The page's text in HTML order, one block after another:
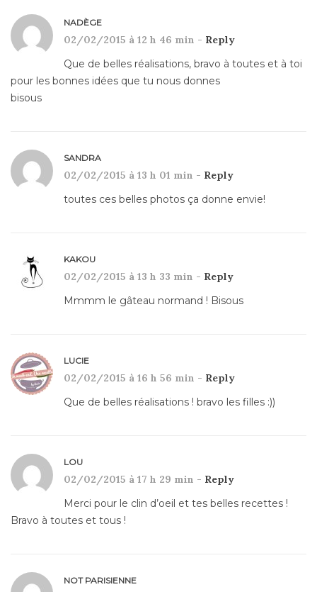
NADÈGE
02/02/2015 à 12 h 46 min - Reply
Que de belles réalisations, bravo à toutes et à toi
pour les bonnes idées que tu nous donnes
bisous
SANDRA
02/02/2015 à 13 h 01 min - Reply
toutes ces belles photos ça donne envie!
KAKOU
02/02/2015 à 13 h 33 min - Reply
Mmmm le gâteau normand ! Bisous
LUCIE
02/02/2015 à 16 h 56 min - Reply
Que de belles réalisations ! bravo les filles :))
LOU
02/02/2015 à 17 h 29 min - Reply
Merci pour le clin d’oeil et tes belles recettes !
Bravo à toutes et tous !
NOT PARISIENNE